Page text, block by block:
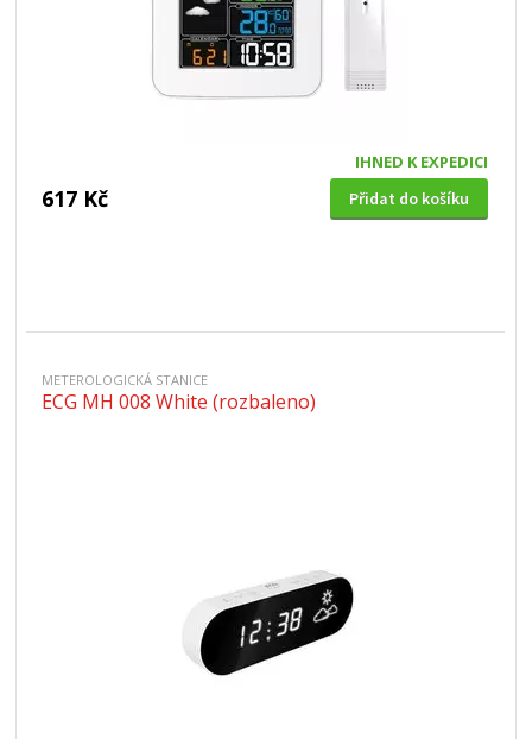
IHNED K EXPEDICI
617 Kč Přidat do košíku
METEROLOGICKÁ STANICE
ECG MH 008 White (rozbaleno)